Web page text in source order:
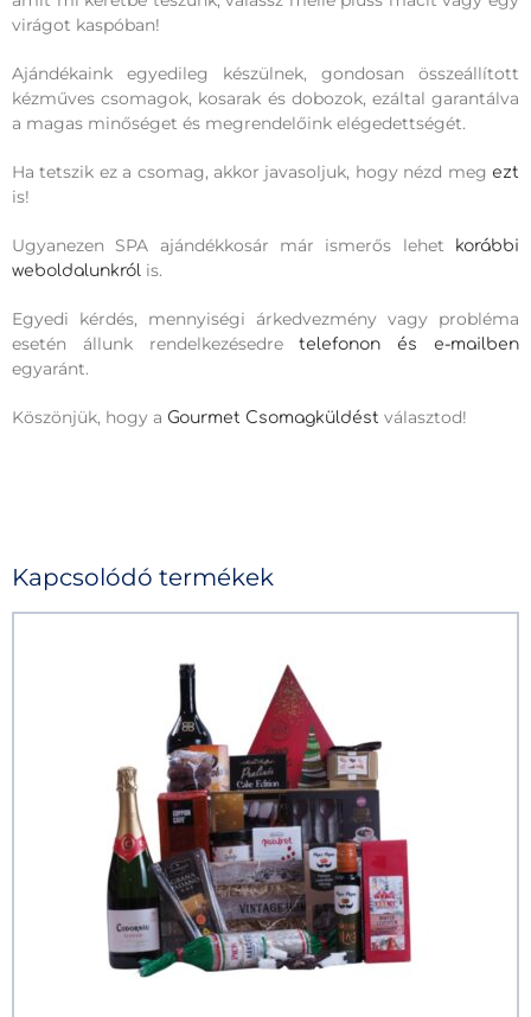
virágot kaspóban!
Ajándékaink egyedileg készülnek, gondosan összeállított
kézműves csomagok, kosarak és dobozok, ezáltal garantálva
a magas minőséget és megrendelőink elégedettségét.
Ha tetszik ez a csomag, akkor javasoljuk, hogy nézd meg ezt
is!
Ugyanezen SPA ajándékkosár már ismerős lehet
korábbi
weboldalunkról is.
Egyedi kérdés, mennyiségi árkedvezmény vagy probléma
esetén állunk rendelkezésedretelefonon és e-mailben
egyaránt.
Köszönjük, hogy a Gourmet Csomagküldést választod!
Kapcsolódó termékek